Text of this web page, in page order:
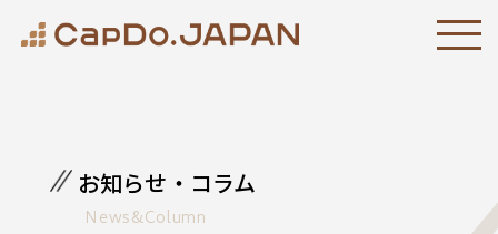
お知らせ・コラム
News&Column